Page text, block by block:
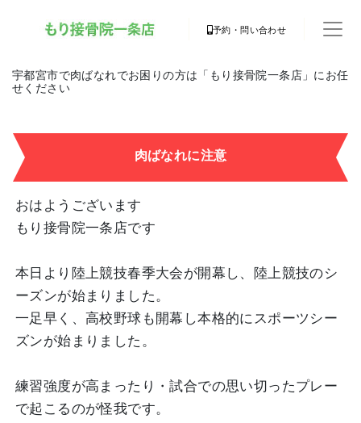
予約・問い合わせ
宇都宮市で肉ばなれでお困りの方は「もり接骨院一条店」にお任
せください
肉ばなれに注意
おはようございます
もり接骨院一条店です
本日より陸上競技春季大会が開幕し、陸上競技のシ
ーズンが始まりました。
一足早く、高校野球も開幕し本格的にスポーツシー
ズンが始まりました。
練習強度が高まったり・試合での思い切ったプレー
で起こるのが怪我です。